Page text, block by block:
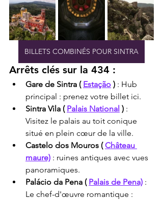
BILLETS COMBINÉS POUR SINTRA
Arrêts clés sur la 434 :
Gare de Sintra ( Estação ) : Hub
principal : prenez votre billet ici.
Sintra Vila ( Palais National ) :
Visitez le palais au toit conique
situé en plein cœur de la ville.
Castelo dos Mouros ( Château
maure) : ruines antiques avec vues
panoramiques.
Palácio da Pena ( Palais de Pena) :
Le chef-d'œuvre romantique :